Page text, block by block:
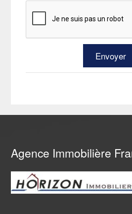
Agence Immobilière